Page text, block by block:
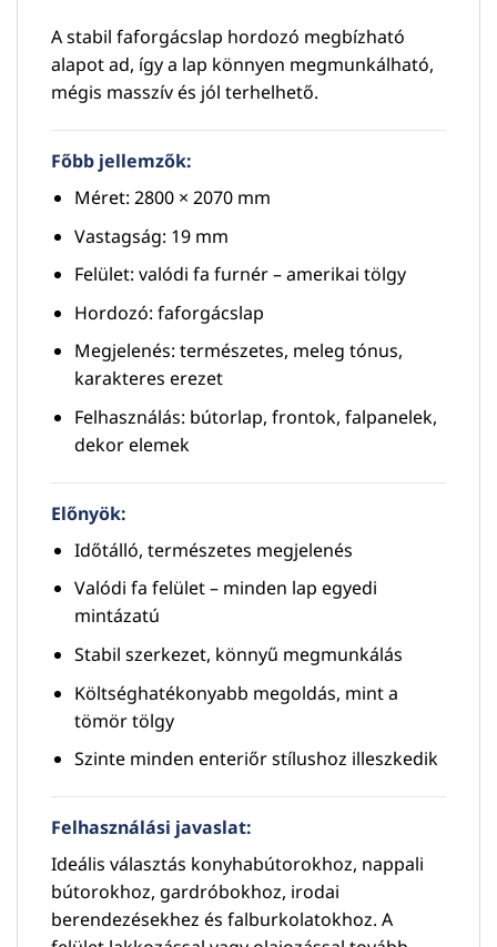
A stabil faforgácslap hordozó megbízható
alapot ad, így a lap könnyen megmunkálható,
mégis masszív és jól terhelhető.
Főbb jellemzők:
Méret: 2800 × 2070 mm
Vastagság: 19 mm
Felület: valódi fa furnér – amerikai tölgy
Hordozó: faforgácslap
Megjelenés: természetes, meleg tónus,
karakteres erezet
Felhasználás: bútorlap, frontok, falpanelek,
dekor elemek
Előnyök:
Időtálló, természetes megjelenés
Valódi fa felület – minden lap egyedi
mintázatú
Stabil szerkezet, könnyű megmunkálás
Költséghatékonyabb megoldás, mint a
tömör tölgy
Szinte minden enteriőr stílushoz illeszkedik
Felhasználási javaslat:
Ideális választás konyhabútorokhoz, nappali
bútorokhoz, gardróbokhoz, irodai
berendezésekhez és falburkolatokhoz. A